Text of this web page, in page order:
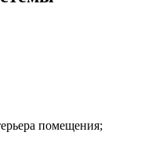
помещения;